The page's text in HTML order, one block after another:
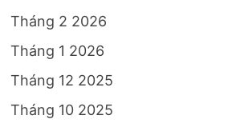
Tháng 2 2026
Tháng 1 2026
Tháng 12 2025
Tháng 10 2025